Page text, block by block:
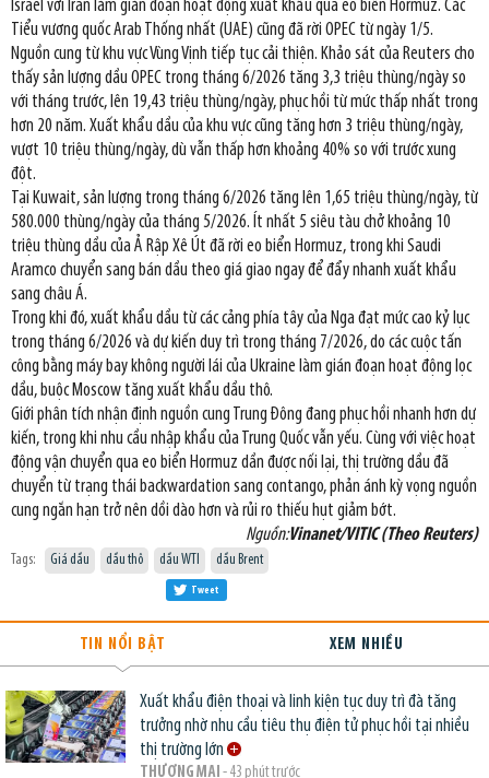
Israel với Iran làm gián đoạn hoạt động xuất khẩu qua eo biển Hormuz. Các
Tiểu vương quốc Arab Thống nhất (UAE) cũng đã rời OPEC từ ngày 1/5.
Nguồn cung từ khu vực Vùng Vịnh tiếp tục cải thiện. Khảo sát của Reuters cho
thấy sản lượng dầu OPEC trong tháng 6/2026 tăng 3,3 triệu thùng/ngày so
với tháng trước, lên 19,43 triệu thùng/ngày, phục hồi từ mức thấp nhất trong
hơn 20 năm. Xuất khẩu dầu của khu vực cũng tăng hơn 3 triệu thùng/ngày,
vượt 10 triệu thùng/ngày, dù vẫn thấp hơn khoảng 40% so với trước xung
đột.
Tại Kuwait, sản lượng trong tháng 6/2026 tăng lên 1,65 triệu thùng/ngày, từ
580.000 thùng/ngày của tháng 5/2026. Ít nhất 5 siêu tàu chở khoảng 10
triệu thùng dầu của Ả Rập Xê Út đã rời eo biển Hormuz, trong khi Saudi
Aramco chuyển sang bán dầu theo giá giao ngay để đẩy nhanh xuất khẩu
sang châu Á.
Trong khi đó, xuất khẩu dầu từ các cảng phía tây của Nga đạt mức cao kỷ lục
trong tháng 6/2026 và dự kiến duy trì trong tháng 7/2026, do các cuộc tấn
công bằng máy bay không người lái của Ukraine làm gián đoạn hoạt động lọc
dầu, buộc Moscow tăng xuất khẩu dầu thô.
Giới phân tích nhận định nguồn cung Trung Đông đang phục hồi nhanh hơn dự
kiến, trong khi nhu cầu nhập khẩu của Trung Quốc vẫn yếu. Cùng với việc hoạt
động vận chuyển qua eo biển Hormuz dần được nối lại, thị trường dầu đã
chuyển từ trạng thái backwardation sang contango, phản ánh kỳ vọng nguồn
cung ngắn hạn trở nên dồi dào hơn và rủi ro thiếu hụt giảm bớt.
Nguồn:Vinanet/VITIC (Theo Reuters)
Tags: Giá dầu dầu thô dầu WTI dầu Brent
Tweet
TIN NỔI BẬT XEM NHIỀU
Xuất khẩu điện thoại và linh kiện tục duy trì đà tăng
trưởng nhờ nhu cầu tiêu thụ điện tử phục hồi tại nhiều
thị trường lớn
THƯƠNG MẠI - 43 phút trước